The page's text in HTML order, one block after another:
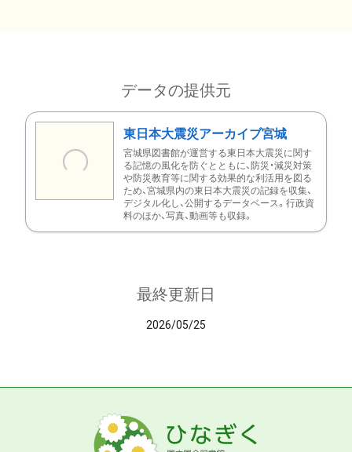
データの提供元
東日本大震災アーカイブ宮城
宮城県図書館が運営する東日本大震災に関す
る記憶の風化を防ぐとともに、防災・減災対策
や防災教育等に関する効果的な利活用を図る
ため、宮城県内の東日本大震災の記録を収集、
デジタル化し、公開するデータベース。行政資
料のほか、写真、動画等も収録。
最終更新日
2026/05/25